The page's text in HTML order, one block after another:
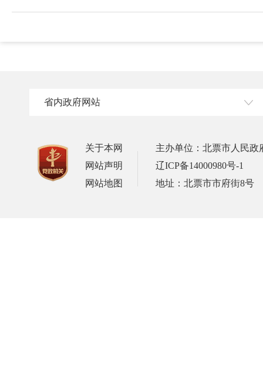
省内政府网站
关于本网
网站声明
网站地图
主办单位：北票市人民政
辽ICP备14000980号-1
地址：北票市市府街8号